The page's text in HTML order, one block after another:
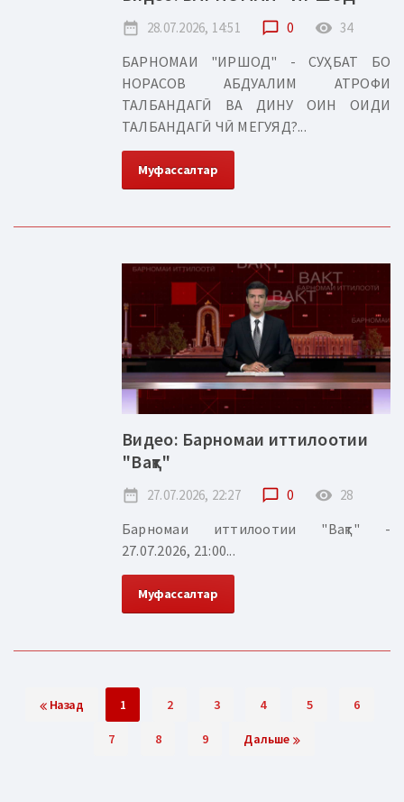
date_range 28.07.2026, 14:51 chat_bubble_outline 0 remove_red_eye 34
БАРНОМАИ "ИРШОД" - СУҲБАТ БО
НОРАСОВ АБДУАЛИМ АТРОФИ
ТАЛБАНДАГӢ ВА ДИНУ ОИН ОИДИ
ТАЛБАНДАГӢ ЧӢ МЕГУЯД?...
Муфассалтар
Видео: Барномаи иттилоотии
"Вақт"
date_range 27.07.2026, 22:27 chat_bubble_outline 0 remove_red_eye 28
Барномаи иттилоотии "Вақт" -
27.07.2026, 21:00...
Муфассалтар
Назад 1 2 3 4 5 6
7 8 9 Дальше